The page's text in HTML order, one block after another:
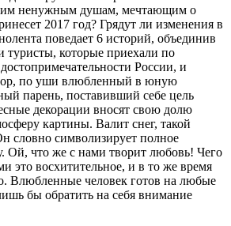
ненужным душам, мечтающим о
2017 год? Грядут ли изменения в
поведает 6 историй, объединив
туристы, которые приехали по
России, и
по уши влюбленный в юную
парень, поставивший себе цель
декорации вносят свою долю
картины. Валит снег, такой
словно символизирует полное
Ой, что же с нами творит любовь! Чего
это восхитительное, и в то же время
Влюбленные человек готов на любые
бы обратить на себя внимание